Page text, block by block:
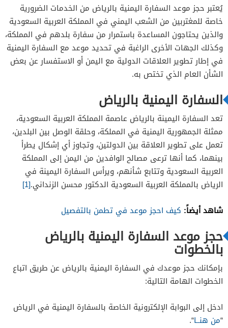
يُعتبر حجز موعد السفارة اليمنية بالرياض من الخدمات الضرورية
خاصة للمغتربين من الشعب اليمني في المملكة العربية السعودية
والذين يحتاجون المساعدة باستمرار من سفارة بلدهم في المملكة،
وكذلك الجهات الأخرى الراغبة في تحديد موعد مع السفارة اليمنية
في إطار تطوير العلاقات الدولية مع اليمن أو الاستفسار عن بعض
الشأن العام الذي تختص به.
السفارة اليمنية بالرياض
تعد السفارة اليمينة بالرياض عاصمة المملكة العربية السعودية،
ممثلة الجمهورية اليمنية في المملكة، وحلقة الوصل بين البلدين،
تعمل على تطوير العلاقة بين الدولتين، وتجاوز أي إشكال يطرأ
بينهما، كما أنها ترعى مصالح الوافدين من اليمن إلى المملكة
العربية السعودية وتتابع شأنهم، ويرأس السفارة اليمينة في
الرياض بالمملكة العربية السعودية الدكتور محسن الزنداني.[1]
شاهد أيضاً: كيف احجز موعد في تطمن بالتفصيل
حجز موعد السفارة اليمنية بالرياض
بالخطوات
بإمكانك حجز موعدك في السفارة اليمنية بالرياض عن طريق اتباع
الخطوات الهامة التالية:
ادخل إلى البوابة الإلكترونية الخاصة بالسفارة اليمنية في الرياض
“من هنــا“.